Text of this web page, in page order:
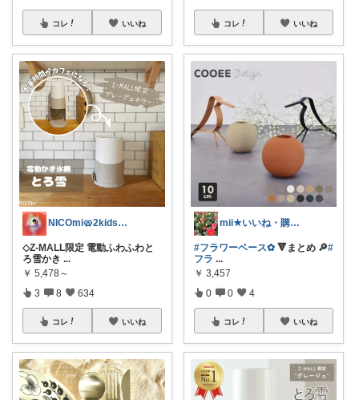
コレ いいね
NICOmi🥨2kidsママ👦👧
◇Z-MALL限定 電動ふわふわと
ろ雪かき ...
￥ 5,478～
3 8 634
コレ いいね
コレ いいね
mii★いいね・購入感謝です💓
#フラワーベース✿︎ 🔻まとめ 🔎#
フラ ...
￥ 3,457
0 0 4
コレ いいね